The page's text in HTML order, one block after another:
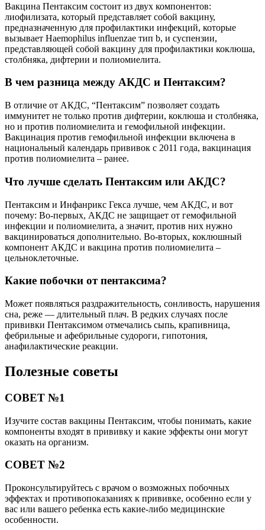
Вакцина Пентаксим состоит из двух компонентов:
лиофилизата, который представляет собой вакцину,
предназначенную для профилактики инфекций, которые
вызывает Haemophilus influenzae тип b, и суспензии,
представляющей собой вакцину для профилактики коклюша,
столбняка, дифтерии и полиомиелита.
В чем разница между АКДС и Пентаксим?
В отличие от АКДС, “Пентаксим” позволяет создать
иммунитет не только против дифтерии, коклюша и столбняка,
но и против полиомиелита и гемофильной инфекции.
Вакцинация против гемофильной инфекции включена в
национальный календарь прививок с 2011 года, вакцинация
против полиомиелита – ранее.
Что лучше сделать Пентаксим или АКДС?
Пентаксим и Инфанрикс Гекса лучше, чем АКДС, и вот
почему: Во-первых, АКДС не защищает от гемофильной
инфекции и полиомиелита, а значит, против них нужно
вакцинироваться дополнительно. Во-вторых, коклюшный
компонент АКДС и вакцина против полиомиелита –
цельноклеточные.
Какие побочки от пентаксима?
Может появляться раздражительность, сонливость, нарушения
сна, реже — длительный плач. В редких случаях после
прививки Пентаксимом отмечались сыпь, крапивница,
фебрильные и афебрильные судороги, гипотония,
анафилактические реакции.
Полезные советы
СОВЕТ №1
Изучите состав вакцины Пентаксим, чтобы понимать, какие
компоненты входят в прививку и какие эффекты они могут
оказать на организм.
СОВЕТ №2
Проконсультируйтесь с врачом о возможных побочных
эффектах и противопоказаниях к прививке, особенно если у
вас или вашего ребенка есть какие-либо медицинские
особенности.